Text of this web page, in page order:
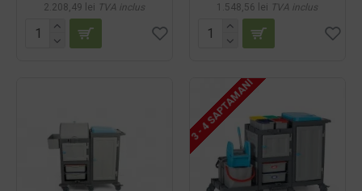
2.208,49 lei TVA inclus 1.548,56 lei TVA inclus
3 - 4 SAPTAMANI